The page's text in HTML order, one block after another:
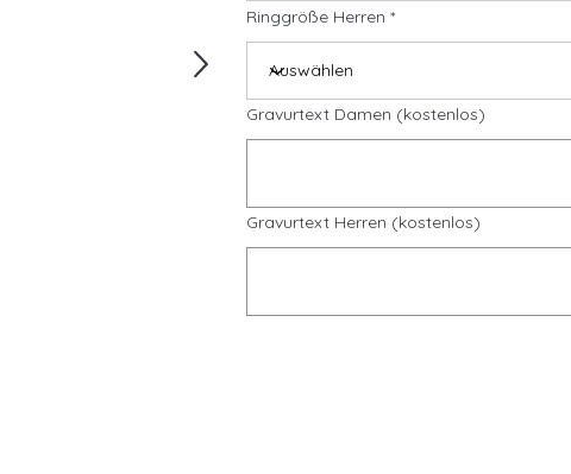
Ringgröße Herren
Gravurtext Damen (kostenlos)
Gravurtext Herren (kostenlos)